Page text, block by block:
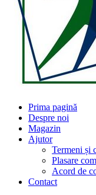
Prima pagină
Despre noi
Magazin
Ajutor
Termeni și
Plasare
Acord de
Contact